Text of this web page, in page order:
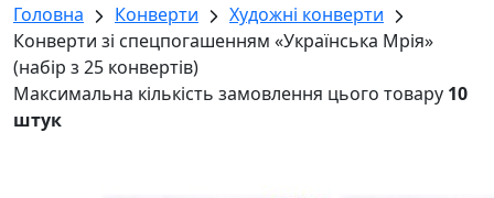
Головна
Конверти
Художні конверти
Конверти зі спецпогашенням «Українська Мрія»
(набір з 25 конвертів)
Максимальна кількість замовлення цього товару 10
штук